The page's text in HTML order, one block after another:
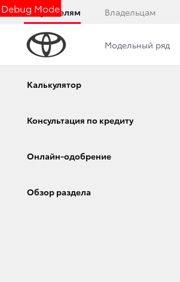
Debug Mode
Покупателям Владельцам
Модельный ряд
Калькулятор
Консультация по кредиту
Онлайн-одобрение
Обзор раздела
Объем двигателя, л.